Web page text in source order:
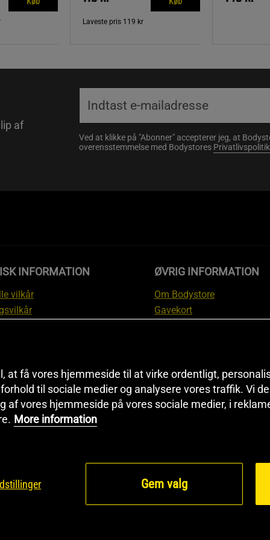
Laveste pris 119 kr
af
Ved at klikke på "Abonner" accepterer jeg, at
overensstemmelse med Bodystores Privatlivspolitik
INFORMATION
vilkår
om fortrydelsesret og
ØVRIG INFORMATION
Om Bodystore
Gavekort
Sitemap
Black Friday
Artikler & Øvelser
at få vores hjemmeside til at virke ordentligt,
til sociale medier og analysere vores traffik. Vi
af vores hjemmeside på vores sociale medier, i
More information
Gem valg